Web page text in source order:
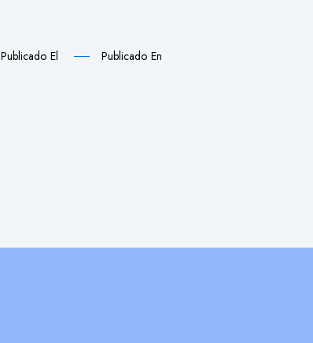
Publicado El Publicado En